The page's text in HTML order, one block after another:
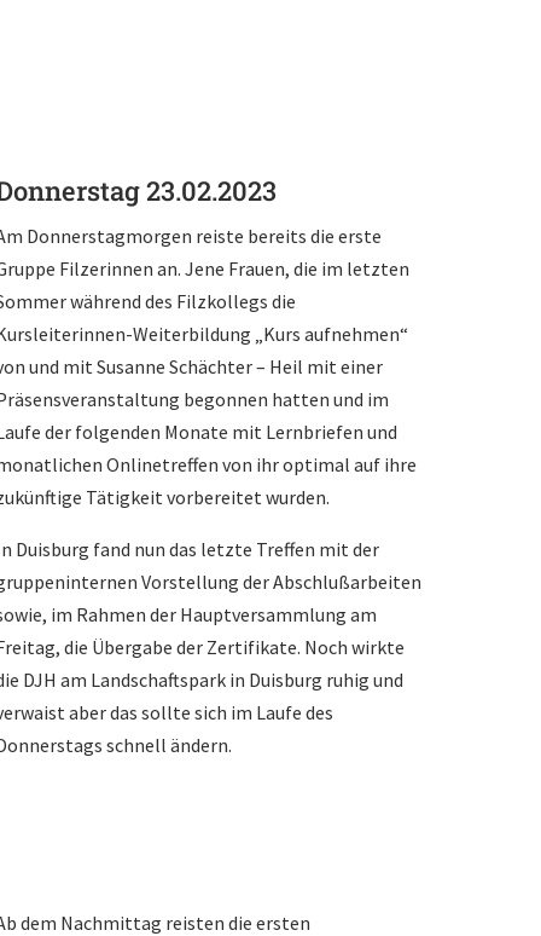
23.02.2023
Donnerstagmorgen reiste bereits die erste
Filzerinnen an. Jene Frauen, die im letzten
während des Filzkollegs die
Weiterbildung „Kurs aufnehmen“
und mit Susanne Schächter – Heil mit einer
begonnen hatten und im
der folgenden Monate mit Lernbriefen und
Onlinetreffen von ihr optimal auf ihre
Tätigkeit vorbereitet wurden.
Duisburg fand nun das letzte Treffen mit der
Vorstellung der Abschlußarbeiten
im Rahmen der Hauptversammlung am
die Übergabe der Zertifikate. Noch wirkte
DJH am Landschaftspark in Duisburg ruhig und
aber das sollte sich im Laufe des
schnell ändern.
dem Nachmittag reisten die ersten